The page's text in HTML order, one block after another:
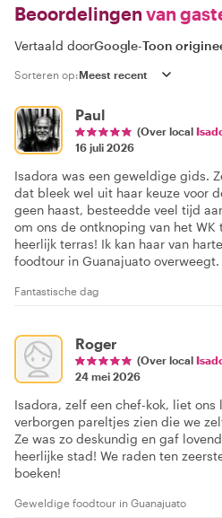
Beoordelingen van
Vertaald doorGoogle-Toon
Sorteren op:
Paul
(Over local
16 juli 2026
Isadora was een geweldige gids.
dat bleek wel uit haar keuze voor
geen haast, besteedde veel tijd
om ons de ontknoping van het WK
heerlijk terras! Ik kan haar van
foodtour in Guanajuato overweegt.
Fantastische dag
Roger
(Over local
24 mei 2026
Isadora, zelf een chef-kok, liet ons
verborgen pareltjes zien die we
Ze was zo deskundig en gaf
heerlijke stad! We raden ten
boeken!
Geweldige foodtour in Guanajuato